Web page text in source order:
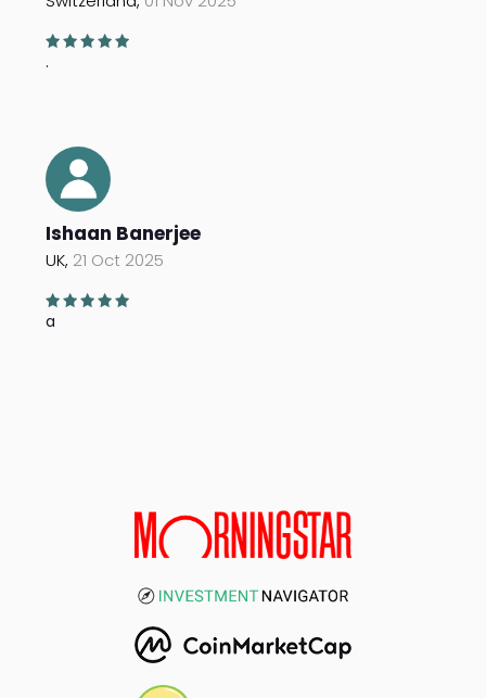
.
Ishaan Banerjee
UK, 21 Oct 2025
a